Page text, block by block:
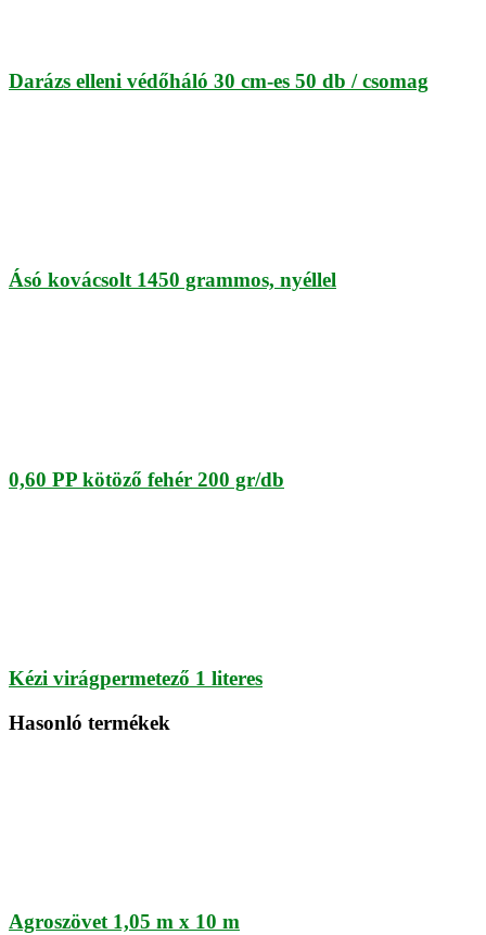
Darázs elleni védőháló 30 cm-es 50 db / csomag
Ásó kovácsolt 1450 grammos, nyéllel
0,60 PP kötöző fehér 200 gr/db
Kézi virágpermetező 1 literes
Hasonló termékek
Agroszövet 1,05 m x 10 m